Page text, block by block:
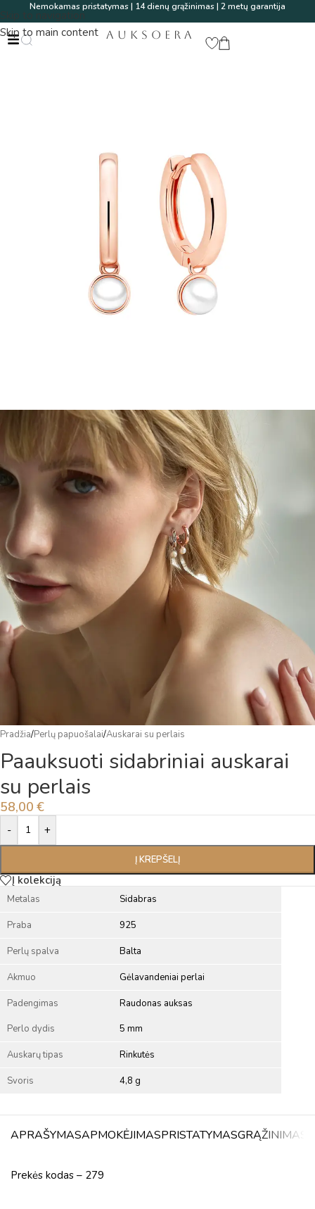
Skip to navigation
Skip to main content
Nemokamas pristatymas | 14 dienų grąžinimas | 2 metų garantija
AUKSOERA
Pradžia/Perlų papuošalai/Auskarai su perlais
Paauksuoti sidabriniai auskarai
su perlais
58,00 €
- +
Į KREPŠELĮ
Alternative:
Į kolekciją
Metalas Sidabras
Praba 925
Perlų spalva Balta
Akmuo Gėlavandeniai perlai
Padengimas
Raudonas auksas
Perlo dydis
5 mm
Auskarų tipas Rinkutės
Svoris 4,8 g
APRAŠYMASAPMOKĖJIMASPRISTATYMASGRĄŽINIMAS
Prekės kodas – 279